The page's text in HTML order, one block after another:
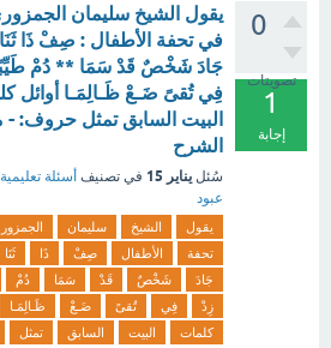
0
تصويتات
1
إجابة
يقول الشيخ سليمان
في تحفة الأطفال : صِفْ ذَا
جَادَ شَخْصٌ قَدْ سَمَا ** دُمْ
فِي تُقىً ضَـعْ ظَـالِمَـا أوائل
البيت السابق تمثل حروف: -
الشرح
سُئل يناير 15 في تصنيف أسئلة تعليمية
عبود
يقول الشيخ سليمان
تحفة
الأطفال صِفْ ذَا ثَنَا
جَادَ
شَخْصٌ قَدْ سَمَا دُمْ
زِدْ
فِي تُقىً ضَـعْ ظَـالِمَـا
كلمات
البيت السابق تمثل